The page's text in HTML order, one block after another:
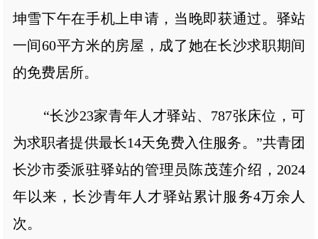
坤雪下午在手机上申请，当晚即获通过。驿站
一间60平方米的房屋，成了她在长沙求职期间
的免费居所。
“长沙23家青年人才驿站、787张床位，可
为求职者提供最长14天免费入住服务。”共青团
长沙市委派驻驿站的管理员陈茂莲介绍，2024
年以来，长沙青年人才驿站累计服务4万余人
次。